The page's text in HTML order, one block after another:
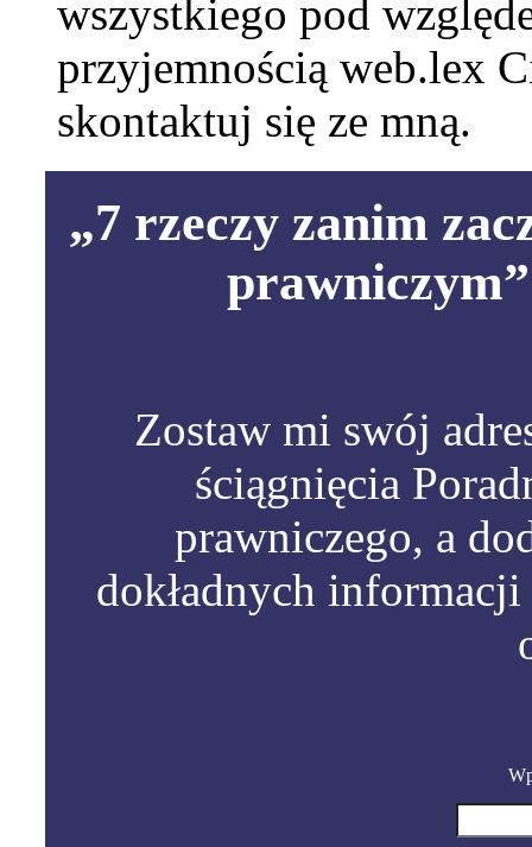
wszystkiego pod
przyjemnością web.lex
skontaktuj się ze mną.
„7 rzeczy zanim
Zostaw mi swój
ściągnięcia
prawniczego, a
dokładnych